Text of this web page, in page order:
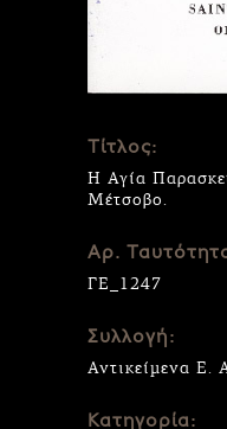
Τίτλος:
Η Αγία
Μέτσοβο.
Αρ.
ΓΕ_1247
Συλλογή:
Αντικείμενα Ε.
Κατηγορία: